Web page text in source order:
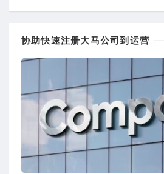
协助快速注册大马公司到运营